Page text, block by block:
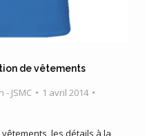
de vêtements
- JSMC
1 avril 2014
les détails à la